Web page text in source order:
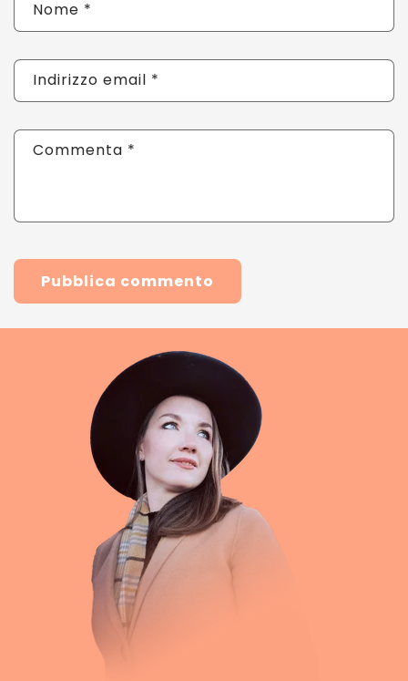
Nome *
Indirizzo email *
Commenta *